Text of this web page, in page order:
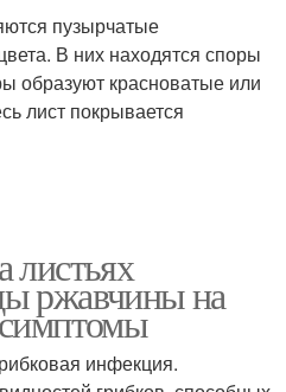
пузырчатые
В них находятся споры
образуют красноватые или
лист покрывается
листьях
ржавчины на
инфекция.